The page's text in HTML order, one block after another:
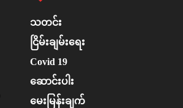
သတင်း
ငြိမ်းချမ်းရေး
Covid 19
ဆောင်းပါး
မေးမြန်းချက်